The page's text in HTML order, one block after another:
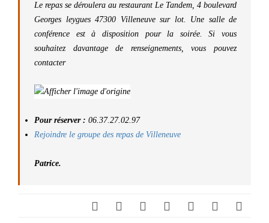
Le repas se déroulera au restaurant Le Tandem, 4 boulevard
Georges leygues 47300 Villeneuve sur lot. Une salle de
conférence est à disposition pour la soirée. Si vous
souhaitez davantage de renseignements, vous pouvez
contacter
Pour réserver : 06.37.27.02.97
Rejoindre le groupe des repas de Villeneuve
Patrice.